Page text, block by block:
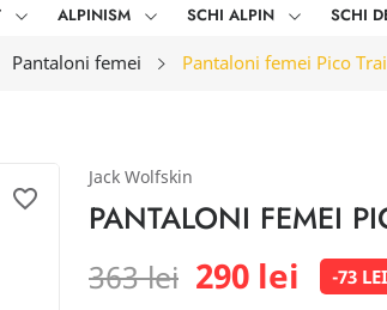
ALPINISM SCHI ALPIN SCHI
Pantaloni femei Pantaloni femei Pico
favorite_border
Jack Wolfskin
PANTALONI FEMEI
363 lei 290 lei -73 LEI